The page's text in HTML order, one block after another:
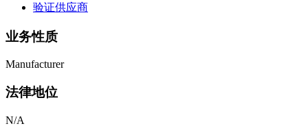
验证供应商
业务性质
Manufacturer
法律地位
N/A